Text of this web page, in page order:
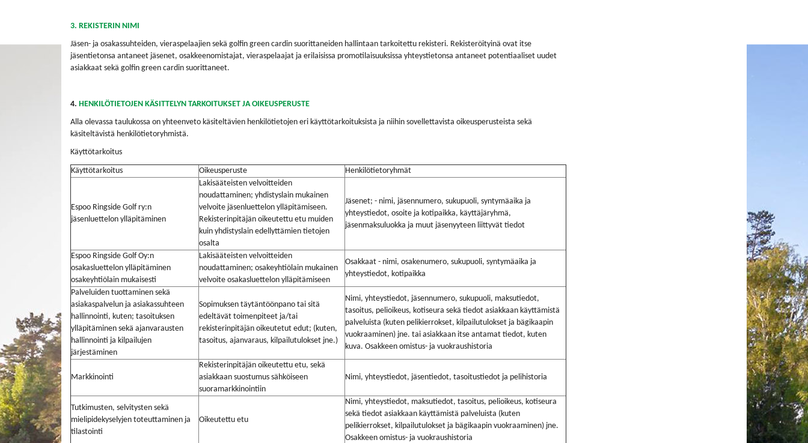
3. REKISTERIN NIMI
Jäsen- ja osakassuhteiden, vieraspelaajien sekä golfin green cardin suorittaneiden hallintaan tarkoitettu rekisteri. Rekisteröityinä ovat itse
jäsentietonsa antaneet jäsenet, osakkeenomistajat, vieraspelaajat ja erilaisissa promotilaisuuksissa yhteystietonsa antaneet potentiaaliset uudet
asiakkaat sekä golfin green cardin suorittaneet.
4. HENKILÖTIETOJEN KÄSITTELYN TARKOITUKSET JA OIKEUSPERUSTE
Alla olevassa taulukossa on yhteenveto käsiteltävien henkilötietojen eri käyttötarkoituksista ja niihin sovellettavista oikeusperusteista sekä
käsiteltävistä henkilötietoryhmistä.
Käyttötarkoitus
Käyttötarkoitus Oikeusperuste Henkilötietoryhmät
Espoo Ringside Golf ry:n
jäsenluettelon ylläpitäminen
Lakisääteisten velvoitteiden
noudattaminen; yhdistyslain mukainen
velvoite jäsenluettelon ylläpitämiseen.
Rekisterinpitäjän oikeutettu etu muiden
kuin yhdistyslain edellyttämien tietojen
osalta
Jäsenet; - nimi, jäsennumero, sukupuoli, syntymäaika ja
yhteystiedot, osoite ja kotipaikka, käyttäjäryhmä,
jäsenmaksuluokka ja muut jäsenyyteen liittyvät tiedot
Espoo Ringside Golf Oy:n
osakasluettelon ylläpitäminen
osakeyhtiölain mukaisesti
Lakisääteisten velvoitteiden
noudattaminen; osakeyhtiölain mukainen
velvoite osakasluettelon ylläpitämiseen
Osakkaat - nimi, osakenumero, sukupuoli, syntymäaika ja
yhteystiedot, kotipaikka
Palveluiden tuottaminen sekä
asiakaspalvelun ja asiakassuhteen
hallinnointi, kuten; tasoituksen
ylläpitäminen sekä ajanvarausten
hallinnointi ja kilpailujen
järjestäminen
Sopimuksen täytäntöönpano tai sitä
edeltävät toimenpiteet ja/tai
rekisterinpitäjän oikeutetut edut; (kuten,
tasoitus, ajanvaraus, kilpailutulokset jne.)
Nimi, yhteystiedot, jäsennumero, sukupuoli, maksutiedot,
tasoitus, pelioikeus, kotiseura sekä tiedot asiakkaan käyttämistä
palveluista (kuten pelikierrokset, kilpailutulokset ja bägikaapin
vuokraaminen) jne. tai asiakkaan itse antamat tiedot, kuten
kuva. Osakkeen omistus- ja vuokraushistoria
Markkinointi
Rekisterinpitäjän oikeutettu etu, sekä
asiakkaan suostumus sähköiseen
suoramarkkinointiin
Nimi, yhteystiedot, jäsentiedot, tasoitustiedot ja pelihistoria
Tutkimusten, selvitysten sekä
mielipidekyselyjen toteuttaminen ja
tilastointi
Oikeutettu etu
Nimi, yhteystiedot, maksutiedot, tasoitus, pelioikeus, kotiseura
sekä tiedot asiakkaan käyttämistä palveluista (kuten
pelikierrokset, kilpailutulokset ja bägikaapin vuokraaminen) jne.
Osakkeen omistus- ja vuokraushistoria